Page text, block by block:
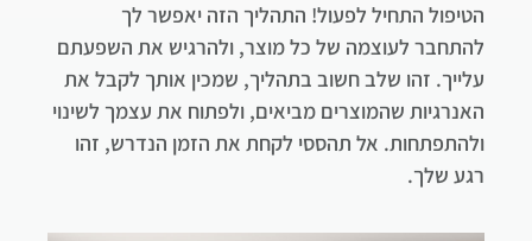
הטיפול התחיל לפעול! התהליך הזה יאפשר לך
להתחבר לעוצמה של כל מוצר, ולהרגיש את השפעתם
עלייך. זהו שלב חשוב בתהליך, שמכין אותך לקבל את
האנרגיות שהמוצרים מביאים, ולפתוח את עצמך לשינוי
ולהתפתחות. אל תהססי לקחת את הזמן הנדרש, זהו
רגע שלך.